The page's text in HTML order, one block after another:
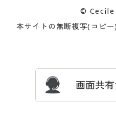
プレゼント＆キャンペーン
ついて
© Cecile
本サイトの無断複写(コピー
画面共